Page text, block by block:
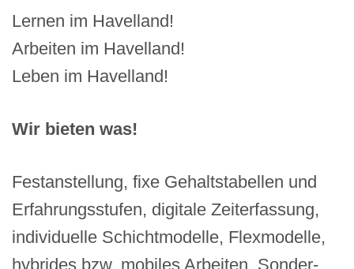
Lernen im Havelland!
Arbeiten im Havelland!
Leben im Havelland!
Wir bieten was!
Festanstellung, fixe Gehaltstabellen und
Erfahrungsstufen, digitale Zeiterfassung,
individuelle Schichtmodelle, Flexmodelle,
hybrides bzw. mobiles Arbeiten, Sonder- ,